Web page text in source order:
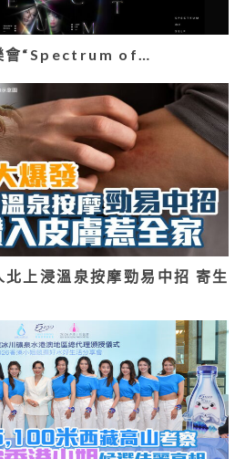
會“Spectrum of…
上浸溫泉按摩勁易中招 寄生